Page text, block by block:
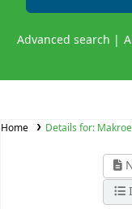
Advanced search
Home Details for: